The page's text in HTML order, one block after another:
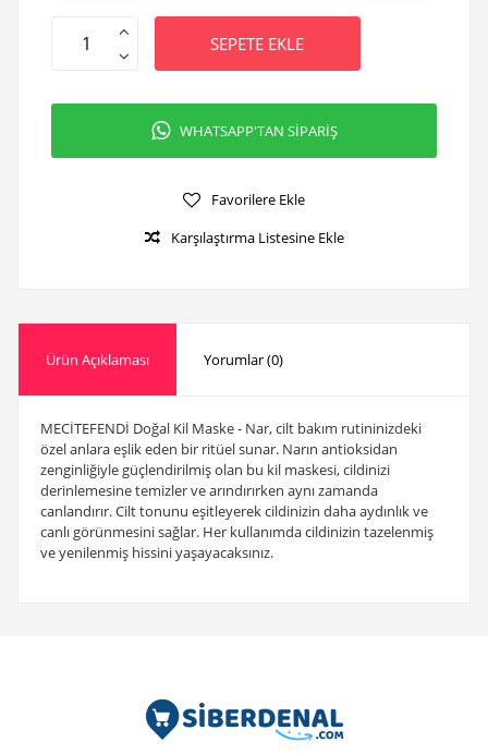
SEPETE EKLE
WHATSAPP'TAN SİPARİŞ
Favorilere Ekle
Karşılaştırma Listesine Ekle
Ürün Açıklaması Yorumlar (0)
MECİTEFENDİ Doğal Kil Maske - Nar, cilt bakım rutininizdeki
özel anlara eşlik eden bir ritüel sunar. Narın antioksidan
zenginliğiyle güçlendirilmiş olan bu kil maskesi, cildinizi
derinlemesine temizler ve arındırırken aynı zamanda
canlandırır. Cilt tonunu eşitleyerek cildinizin daha aydınlık ve
canlı görünmesini sağlar. Her kullanımda cildinizin tazelenmiş
ve yenilenmiş hissini yaşayacaksınız.